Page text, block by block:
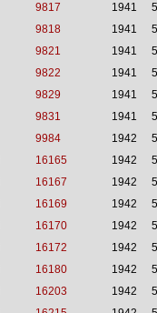
9817 1941
9818 1941
9821 1941
9822 1941
9829 1941
9831 1941
9984 1942
16165 1942
16167 1942
16169 1942
16170 1942
16172 1942
16180 1942
16203 1942